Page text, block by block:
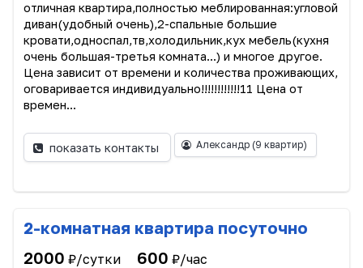
отличная квартира,полностью меблированная:угловой
диван(удобный очень),2-спальные большие
кровати,односпал,тв,холодильник,кух мебель(кухня
очень большая-третья комната...) и многое другое.
Цена зависит от времени и количества проживающих,
оговаривается индивидуально!!!!!!!!!!!!11 Цена от
времен...
показать контакты Александр (9 квартир)
2-комнатная квартира посуточно
2000 ₽/сутки 600 ₽/час